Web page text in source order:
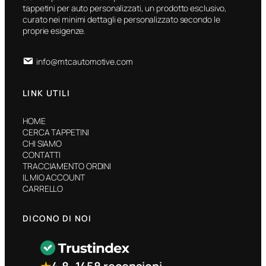
tappetini per auto personalizzati, un prodotto esclusivo,
curato nei minimi dettagli e personalizzato secondo le
proprie esigenze.
info@mtcautomotive.com
LINK UTILI
HOME
CERCA TAPPETINI
CHI SIAMO
CONTATTI
TRACCIAMENTO ORDINI
IL MIO ACCOUNT
CARRELLO
DICONO DI NOI